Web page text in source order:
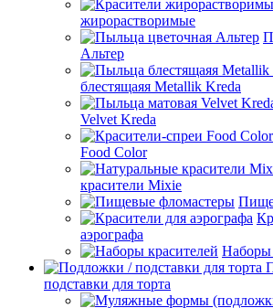
жирорастворимые
Альтер
блестящаяя Metallik Kreda
Velvet Kreda
Food Color
красители Mixie
аэрографа
Наборы
подставки для торта